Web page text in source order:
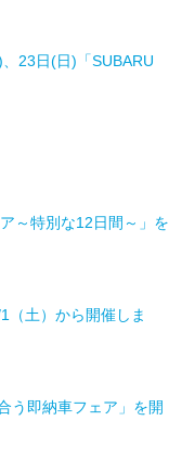
23日(日)「SUBARU
～特別な12日間～」を
（土）から開催しま
う即納車フェア」を開